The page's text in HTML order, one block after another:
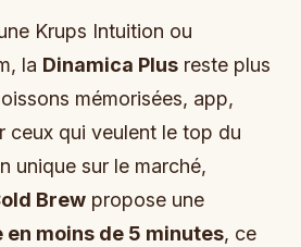
Krups Intuition ou
la Dinamica Plus reste plus
mémorisées, app,
ceux qui veulent le top du
unique sur le marché,
Brew propose une
moins de 5 minutes, ce